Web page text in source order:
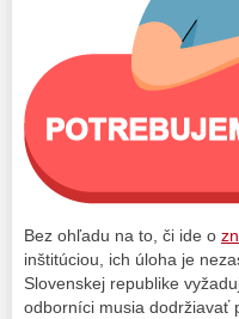
Bez ohľadu na to, či ide o
inštitúciou, ich úloha je
Slovenskej republike
odborníci musia dodržiavať